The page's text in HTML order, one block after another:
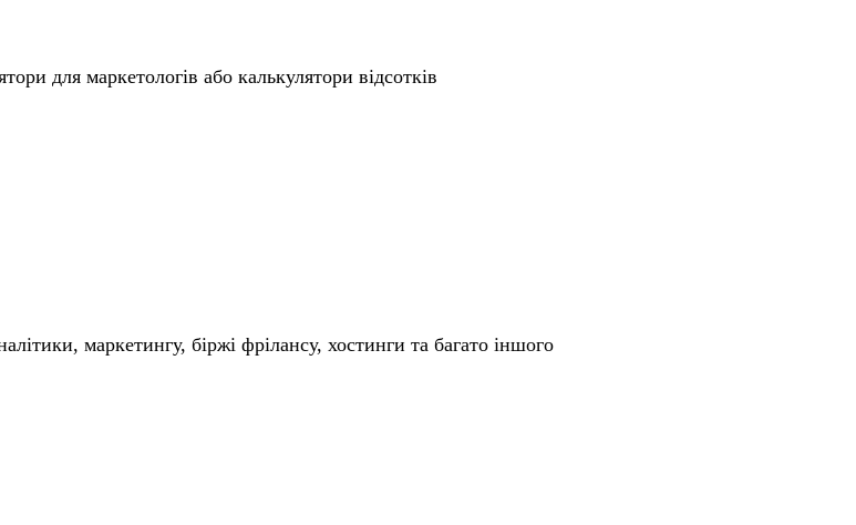
для маркетологів або калькулятори відсотків
маркетингу, біржі фрілансу, хостинги та багато іншого